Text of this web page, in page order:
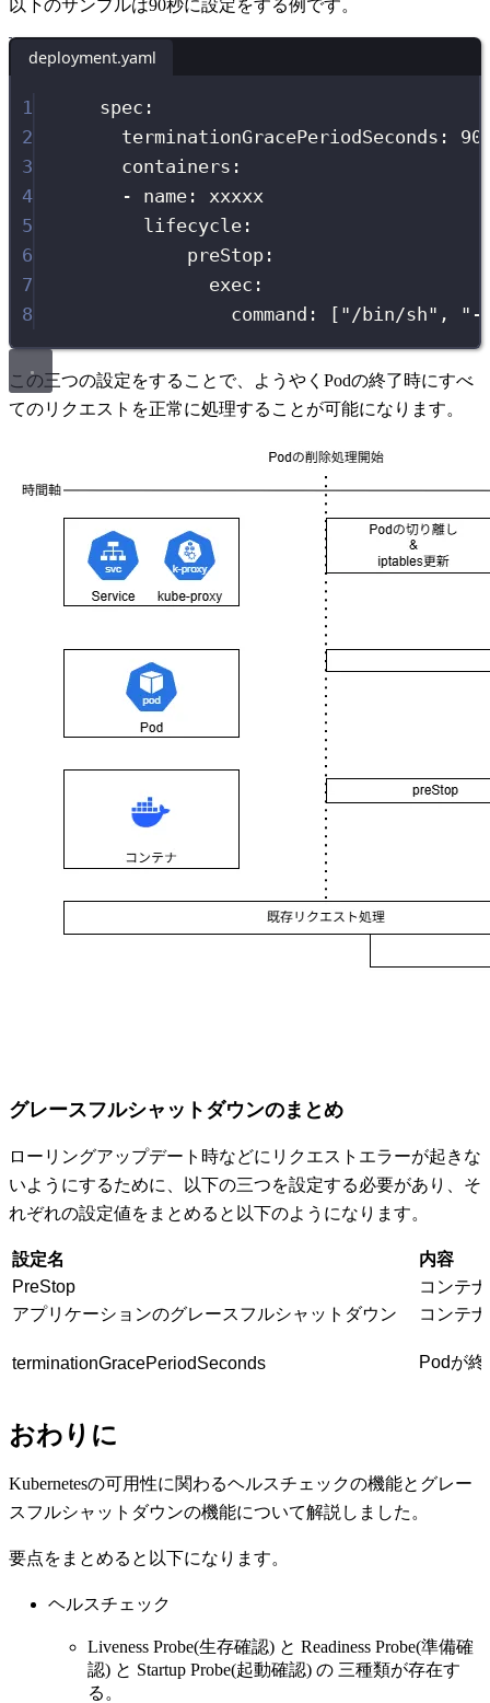
以下のサンプルは90秒に設定をする例です。
deployment.yaml
1 spec :
2
terminationGracePeriodSeconds :
90
3
containers :
4
- name :
xxxxx
5
lifecycle :
6
preStop :
7
exec :
8
command : [ " /bin/sh" , " -
この三つの設定をすることで、ようやくPodの終了時にすべ
てのリクエストを正常に処理することが可能になります。
グレースフルシャットダウンのまとめ
ローリングアップデート時などにリクエストエラーが起きな
いようにするために、以下の三つを設定する必要があり、そ
れぞれの設定値をまとめると以下のようになります。
設定名
内容
PreStop
コンテ
アプリケーションのグレースフルシャットダウン
コンテ
terminationGracePeriodSeconds Podが
おわりに
Kubernetesの可用性に関わるヘルスチェックの機能とグレー
スフルシャットダウンの機能について解説しました。
要点をまとめると以下になります。
ヘルスチェック
Liveness Probe(生存確認) と Readiness Probe(準備確
認) と Startup Probe(起動確認) の 三種類が存在す
る。